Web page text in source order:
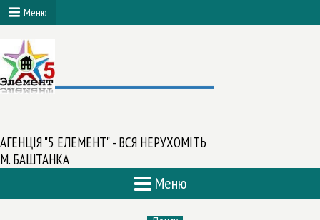
Меню
АГЕНЦІЯ "5 ЕЛЕМЕНТ" - ВСЯ НЕРУХОМІТЬ
М. БАШТАНКА
Меню